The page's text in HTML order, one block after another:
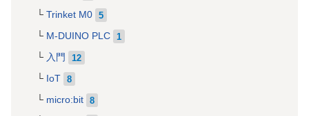
Trinket M0 5
M-DUINO PLC 1
入門 12
IoT 8
micro:bit 8